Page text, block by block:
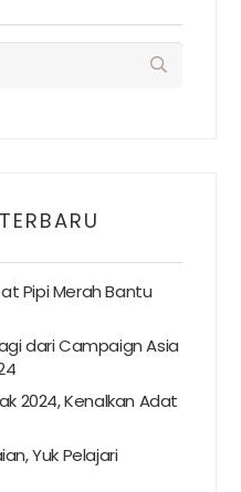
Pipi Merah Bantu
dari Campaign Asia
2024, Kenalkan Adat
Yuk Pelajari